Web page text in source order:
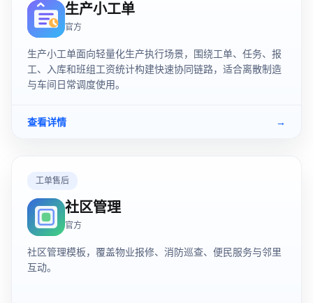
生产小工单
官方
生产小工单面向轻量化生产执行场景，围绕工单、任务、报
工、入库和班组工资统计构建快速协同链路，适合离散制造
与车间日常调度使用。
查看详情 →
工单售后
社区管理
官方
社区管理模板，覆盖物业报修、消防巡查、便民服务与邻里
互动。